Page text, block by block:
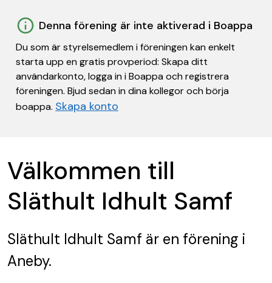
Denna förening är inte aktiverad i Boappa
Du som är styrelsemedlem i föreningen kan enkelt
starta upp en gratis provperiod: Skapa ditt
användarkonto, logga in i Boappa och registrera
föreningen. Bjud sedan in dina kollegor och börja
boappa. Skapa konto
Välkommen till
Släthult Idhult Samf
Släthult Idhult Samf är en förening i
Aneby.